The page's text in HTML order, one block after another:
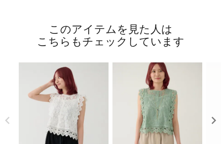
このアイテムを見た人は
こちらもチェックしています